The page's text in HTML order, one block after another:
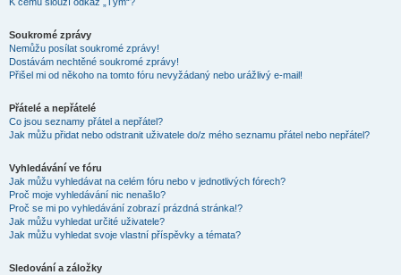
Soukromé zprávy
Nemůžu posílat soukromé zprávy!
Dostávám nechtěné soukromé zprávy!
Přišel mi od někoho na tomto fóru nevyžádaný nebo urážlivý e-mail!
Přátelé a nepřátelé
Co jsou seznamy přátel a nepřátel?
Jak můžu přidat nebo odstranit uživatele do/z mého seznamu přátel nebo nepřátel?
Vyhledávání ve fóru
Jak můžu vyhledávat na celém fóru nebo v jednotlivých fórech?
Proč moje vyhledávání nic nenašlo?
Proč se mi po vyhledávání zobrazí prázdná stránka!?
Jak můžu vyhledat určité uživatele?
Jak můžu vyhledat svoje vlastní příspěvky a témata?
Sledování a záložky